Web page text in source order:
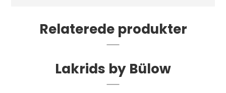
Relaterede produkter
Lakrids by Bülow